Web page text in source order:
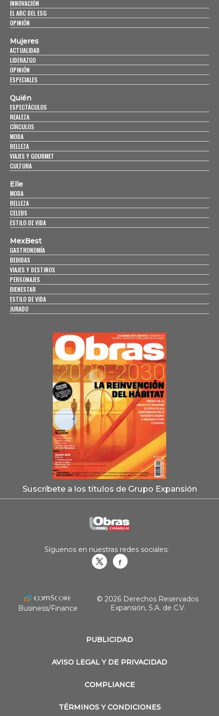
INNOVACIÓN
EL ABC DEL ESG
OPINIÓN
Mujeres
ACTUALIDAD
LIDERAZGO
OPINIÓN
ESPECIALES
Quién
ESPECTÁCULOS
REALEZA
CÍRCULOS
MODA
BELLEZA
VIAJES Y GOURMET
CULTURA
Elle
MODA
BELLEZA
CELEBS
ESTILO DE VIDA
MexBest
GASTRONOMÍA
BEBIDAS
VIAJES Y DESTINOS
PERSONAJES
BIENESTAR
ESTILO DE VIDA
JURADO
Suscríbete a los títulos de Grupo Expansión
PUBLICIDAD
AVISO LEGAL Y DE PRIVACIDAD
COMPLIANCE
TÉRMINOS Y CONDICIONES
Síguenos en nuestras redes sociales:
Business/Finance
© 2026 Derechos Reservados
Expansión, S.A. de C.V.